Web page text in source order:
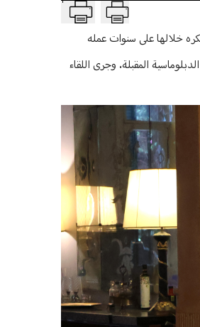
خلالها على سنوات عمله
المقبلة. وجرى اللقاء